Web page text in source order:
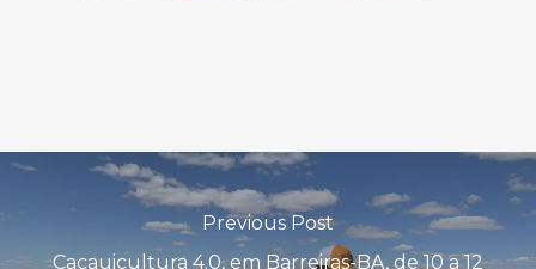
Previous Post
Cacauicultura 4.0, em Barreiras-BA, de 10 a 12